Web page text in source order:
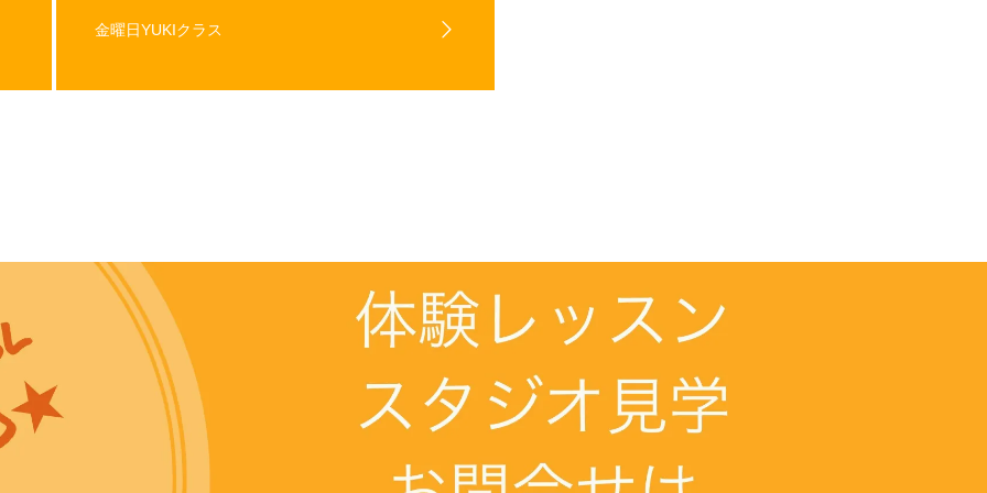
金曜日YUKIクラス